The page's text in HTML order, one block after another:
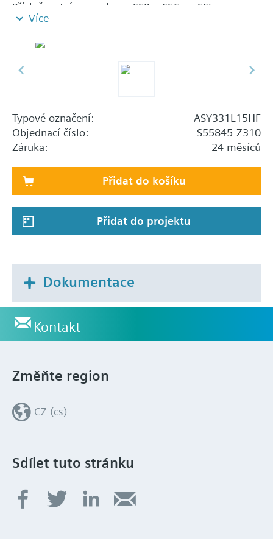
Příslušenství pro pohony SSB.., SSC.. a SSF..
Více
Typové označení:
ASY331L15HF
Objednací číslo:
S55845-Z310
Záruka:
24 měsíců
Přidat do košíku
Přidat do projektu
Dokumentace
Kontakt
Sdílet tuto stránku
Změňte region
CZ (cs)